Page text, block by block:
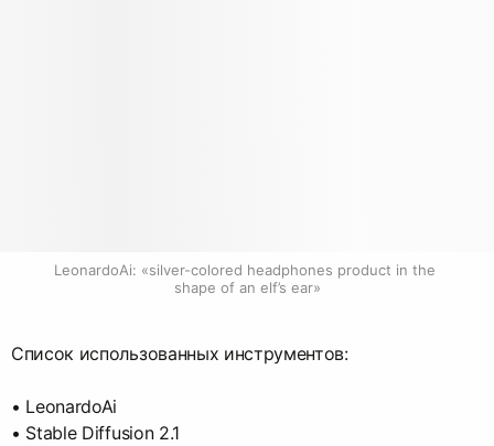
LeonardoAi: «silver-colored headphones product in the
shape of an elf’s ear»
Список использованных инструментов:
• LeonardoAi
• Stable Diffusion 2.1